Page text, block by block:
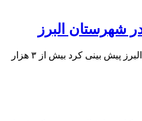
شهرستان البرز
مدیر جهاد کشاورزی شهرستان البرز پیش بینی کرد بیش از ۳ هزار